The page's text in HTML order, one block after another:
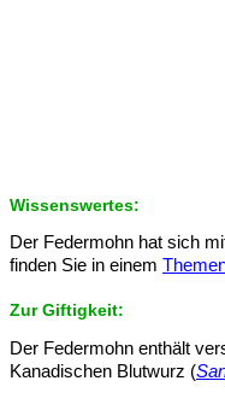
Wissenswertes:
Der Federmohn hat sich
finden Sie in einem
Zur Giftigkeit:
Der Federmohn enthält
Kanadischen Blutwurz (